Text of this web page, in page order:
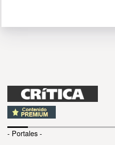
- Portales -